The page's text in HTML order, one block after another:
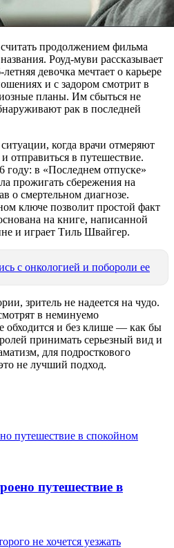
продолжением фильма
Роуд-муви рассказывает
девочка мечтает о карьере
и с задором смотрит в
планы. Им сбыться не
рак в последней
когда врачи отмеряют
отправиться в путешествие.
году: в «Последнем отпуске»
прожигать сбережения на
о смертельном диагнозе.
ключе позволит простой факт
на книге, написанной
и играет Тиль Швайгер.
с онкологией и побороли ее
зритель не надеется на чудо.
в неминуемо
обходится и без клише — как бы
принимать серьезный вид и
для подросткового
не лучший подход.
путешествие в